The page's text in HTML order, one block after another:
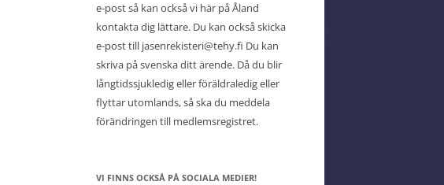
e-post så kan också vi här på Åland
kontakta dig lättare. Du kan också skicka
e-post till jasenrekisteri@tehy.fi Du kan
skriva på svenska ditt ärende. Då du blir
långtidssjukledig eller föräldraledig eller
flyttar utomlands, så ska du meddela
förändringen till medlemsregistret.
VI FINNS OCKSÅ PÅ SOCIALA MEDIER!